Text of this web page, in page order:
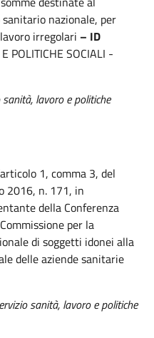
nazionale, per
irregolari – ID
POLITICHE SOCIALI -
lavoro e politiche
1, comma 3, del
2016, n. 171, in
della Conferenza
per la
di soggetti idonei alla
delle aziende sanitarie
sanità, lavoro e politiche